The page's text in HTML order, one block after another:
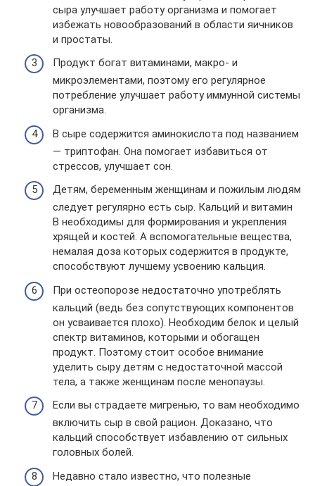
сыра улучшает работу организма и помогает
избежать новообразований в области яичников
и простаты.
Продукт богат витаминами, макро- и
микроэлементами, поэтому его регулярное
потребление улучшает работу иммунной системы
организма.
В сыре содержится аминокислота под названием
— триптофан. Она помогает избавиться от
стрессов, улучшает сон.
Детям, беременным женщинам и пожилым людям
следует регулярно есть сыр. Кальций и витамин
В необходимы для формирования и укрепления
хрящей и костей. А вспомогательные вещества,
немалая доза которых содержится в продукте,
способствуют лучшему усвоению кальция.
При остеопорозе недостаточно употреблять
кальций (ведь без сопутствующих компонентов
он усваивается плохо). Необходим белок и целый
спектр витаминов, которыми и обогащен
продукт. Поэтому стоит особое внимание
уделить сыру детям с недостаточной массой
тела, а также женщинам после менопаузы.
Если вы страдаете мигренью, то вам необходимо
включить сыр в свой рацион. Доказано, что
кальций способствует избавлению от сильных
головных болей.
Недавно стало известно, что полезные